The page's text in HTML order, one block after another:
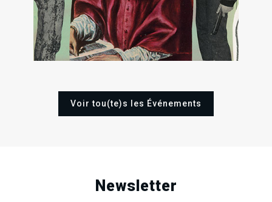
15
Nov
12
Dim
Avr
2026
Voir tou(te)s les Événements
Newsletter